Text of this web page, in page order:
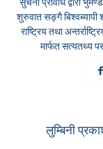
शुरुवात सङ्गै बिश्वब्यापी
राष्ट्रिय तथा
मार्फत सत्यतथ्य
लुम्बिनी